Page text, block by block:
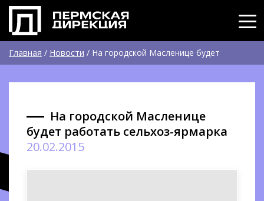
Главная / Новости / На городской Масленице будет
На городской Масленице
будет работать сельхоз-ярмарка
20.02.2015